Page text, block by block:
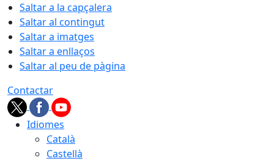
Saltar a la capçalera
Saltar al contingut
Saltar a imatges
Saltar a enllaços
Saltar al peu de pàgina
Contactar
Idiomes
Català
Castellà